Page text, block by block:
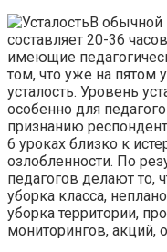
В обычной
составляет 20-36
имеющие
том, что уже на пятом
усталость. Уровень
особенно для
признанию
6 уроках близко к
озлобленности. По
педагогов делают то,
уборка класса,
уборка территории,
мониторингов, акций,